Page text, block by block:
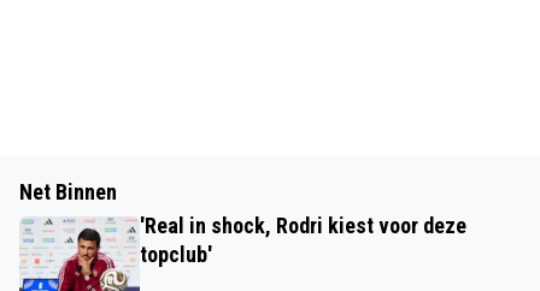
Net Binnen
'Real in shock, Rodri kiest voor deze
topclub'